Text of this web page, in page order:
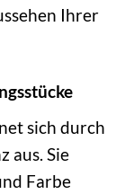
Ihrer
sich durch
aus. Sie
Farbe